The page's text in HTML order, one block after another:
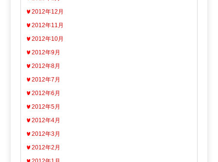
2012年12月
2012年11月
2012年10月
2012年9月
2012年8月
2012年7月
2012年6月
2012年5月
2012年4月
2012年3月
2012年2月